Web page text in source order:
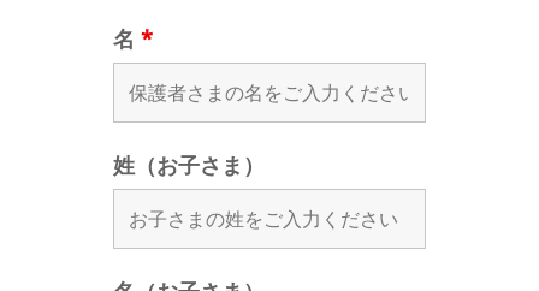
名 *
姓（お子さま）